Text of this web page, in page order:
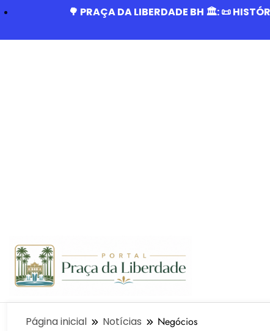
🌳 PRAÇA DA LIBERDADE BH 🏛️: 📜
Página inicial Notícias Negócios